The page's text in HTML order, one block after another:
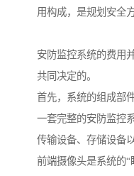
用构成，是规划安全
安防监控系统的费用
共同决定的。
首先，系统的组成部
一套完整的安防监控
传输设备、存储设备
前端摄像头是系统的